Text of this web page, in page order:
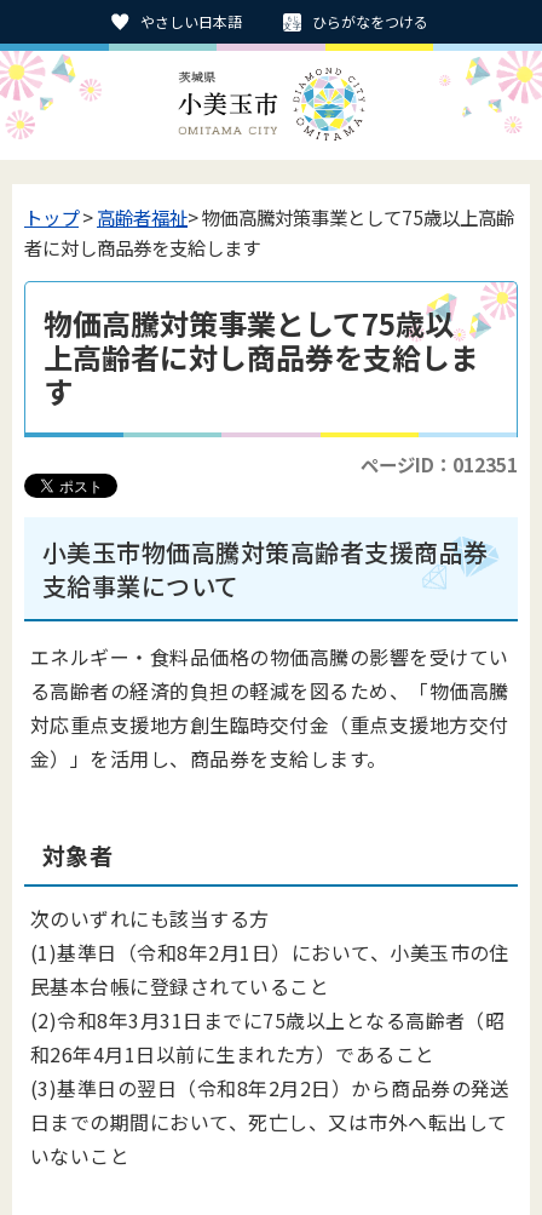
やさしい日本語 ひらがなをつける
トップ>高齢者福祉> 物価高騰対策事業として75歳以上高齢
者に対し商品券を支給します
物価高騰対策事業として75歳以
上高齢者に対し商品券を支給しま
す
ページID：012351
小美玉市物価高騰対策高齢者支援商品券
支給事業について
エネルギー・食料品価格の物価高騰の影響を受けてい
る高齢者の経済的負担の軽減を図るため、「物価高騰
対応重点支援地方創生臨時交付金（重点支援地方交付
金）」を活用し、商品券を支給します。
対象者
次のいずれにも該当する方
(1)基準日（令和8年2月1日）において、小美玉市の住
民基本台帳に登録されていること
(2)令和8年3月31日までに75歳以上となる高齢者（昭
和26年4月1日以前に生まれた方）であること
(3)基準日の翌日（令和8年2月2日）から商品券の発送
日までの期間において、死亡し、又は市外へ転出して
いないこと